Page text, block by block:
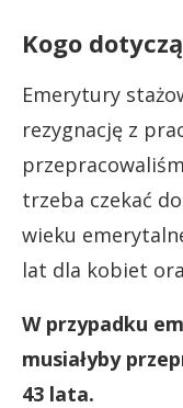
Kogo
Emerytury
rezygnację z
trzeba czekać
wieku
lat dla kobiet
W przypadku
musiałyby
43 lata.